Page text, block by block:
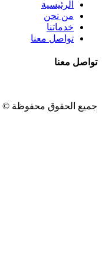
الرئيسية
من نحن
خدماتنا
تواصل معنا
تواصل معنا
جميع الحقوق محفوظة ©